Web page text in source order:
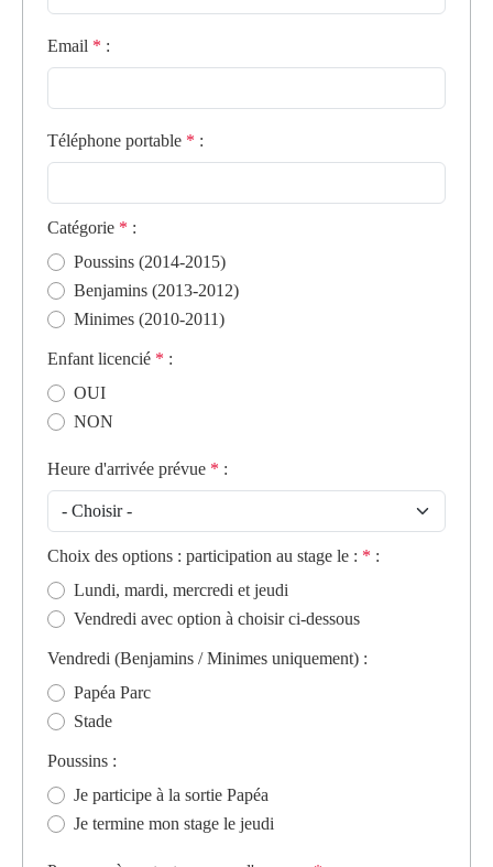
Email * :
Téléphone portable * :
Catégorie * :
Poussins (2014-2015)
Benjamins (2013-2012)
Minimes (2010-2011)
Enfant licencié * :
OUI
NON
Heure d'arrivée prévue * :
Choix des options : participation au stage le : * :
Lundi, mardi, mercredi et jeudi
Vendredi avec option à choisir ci-dessous
Vendredi (Benjamins / Minimes uniquement) :
Papéa Parc
Stade
Poussins :
Je participe à la sortie Papéa
Je termine mon stage le jeudi